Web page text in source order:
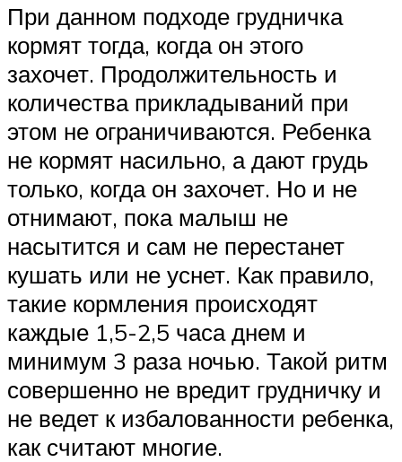
При данном подходе грудничка
кормят тогда, когда он этого
захочет. Продолжительность и
количества прикладываний при
этом не ограничиваются. Ребенка
не кормят насильно, а дают грудь
только, когда он захочет. Но и не
отнимают, пока малыш не
насытится и сам не перестанет
кушать или не уснет. Как правило,
такие кормления происходят
каждые 1,5-2,5 часа днем и
минимум 3 раза ночью. Такой ритм
совершенно не вредит грудничку и
не ведет к избалованности ребенка,
как считают многие.